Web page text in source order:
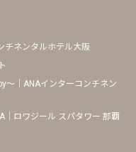
チネンタルホテル大阪
〜｜ANAインターコンチネン
｜ロワジール スパタワー 那覇